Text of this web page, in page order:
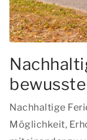
Nachhaltige
Möglichkeit,